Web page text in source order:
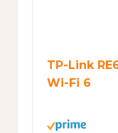
TP-Link
Wi-Fi 6